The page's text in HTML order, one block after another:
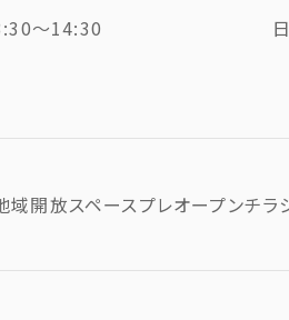
) 13:30〜14:30 日時
域開放スペースプレオープンチ